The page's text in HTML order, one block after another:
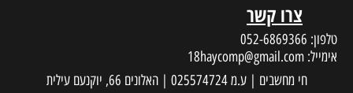
צרו קשר
טלפון: 052-6869366
אימייל: 18haycomp@gmail.com
חי מחשבים | ע.מ 025574724 | האלונים 66, יוקנעם עילית